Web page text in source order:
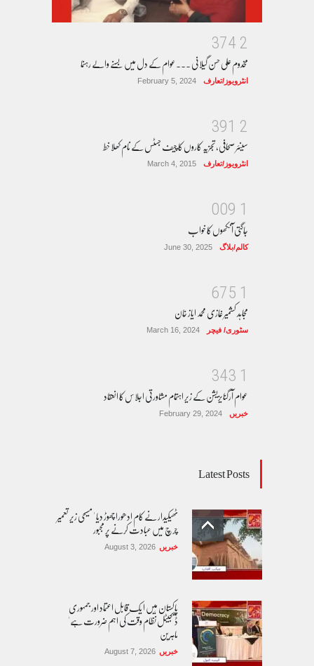
2
4
7
3
مخدوم علی حسن گیلانی ۔۔۔عوام کے دل میں بسنے والے رہنما
انٹرویوز/تعارف February 5, 2024
2
1
9
3
سینئر صحافی، تجزیہ کاروں کا چیف جسٹس کے نام کھلا خط
انٹرویوز/تعارف March 4, 2015
1
9
0
0
جاگتی آنکھوں کا خواب
کالم/بلاگ June 30, 2025
1
5
7
6
مجاہد کشمیر غازی محمد ایاز خان
سٹوری/ فیچر March 16, 2024
1
3
4
3
عوام آرگنایزیشن کے زیر اہتمام مشاورتی اجلاس کا انعقاد
خبریں February 29, 2024
Latest Posts
ٹھیکیدار نے کام ادھورا چھوڑ دیا ' مسیحی زیر تعمیر
چرچ میں عبادت کرنے پر مجبور
خبریں August 3, 2026
پاکستان مِیں ا یک قابل اعتماد اور جمہوری
ڈیجیٹل نظام وقت کی اہم ضرورت ہے'
ماہرین
خبریں August 7, 2026